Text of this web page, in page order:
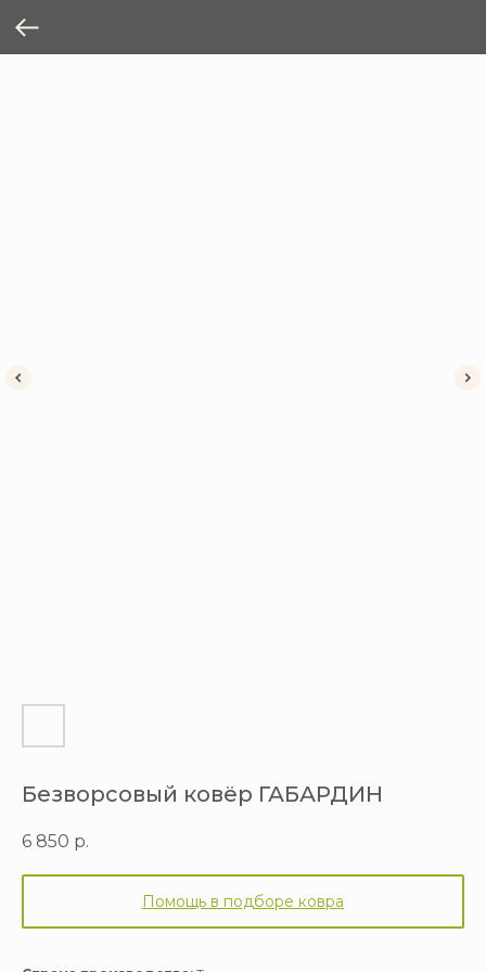
Безворсовый ковёр ГАБАРДИН
6 850 р.
Помощь в подборе ковра